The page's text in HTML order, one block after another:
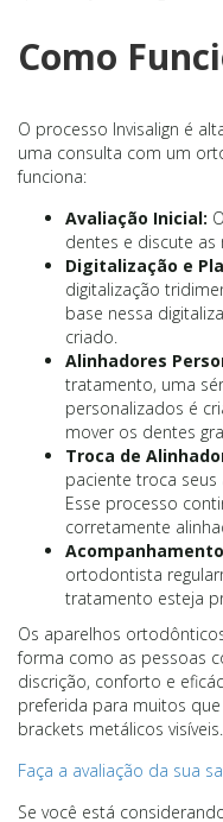
Como
O processo Invisalign é
uma consulta com um
funciona:
Avaliação Inicial:
dentes e discute
Digitalização e
digitalização
base nessa
criado.
Alinhadores
tratamento, uma
personalizados é
mover os dentes
Troca de
paciente troca
Esse processo
corretamente
ortodontista
tratamento esteja
Os aparelhos
forma como as pessoas
discrição, conforto e
preferida para muitos
brackets metálicos visíveis.
Faça a avaliação da sua
Se você está